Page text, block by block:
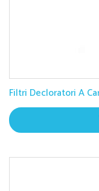
Filtri Decloratori A